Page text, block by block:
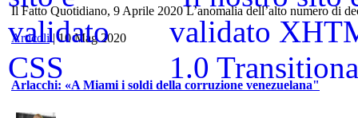
Il Fatto Quotidiano, 9 Aprile 2020 L’anomalia dell’alto numero di
Articoli| 10 Mag 2020
Arlacchi: «A Miami i soldi della corruzione venezuelana"